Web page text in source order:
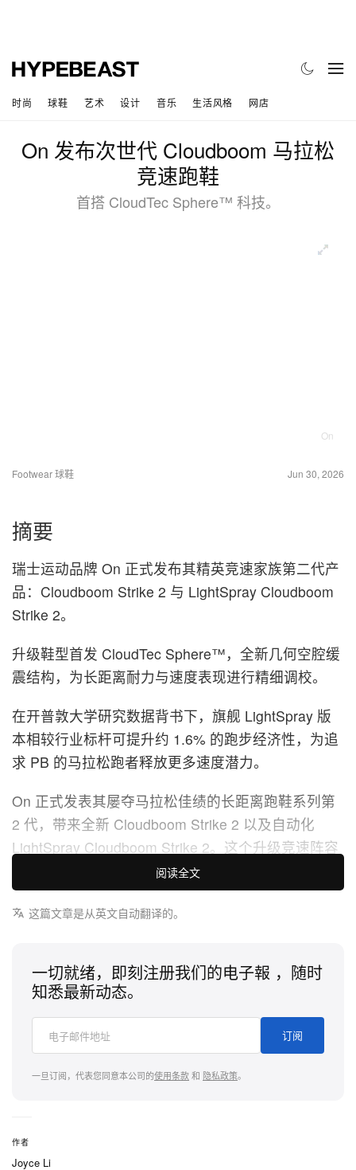
时尚 球鞋 艺术 设计 音乐 生活风格 网店
On 发布次世代 Cloudboom 马拉松
竞速跑鞋
首搭 CloudTec Sphere™ 科技。
On
Footwear 球鞋 Jun 30, 2026
摘要
瑞士运动品牌 On 正式发布其精英竞速家族第二代产
品：Cloudboom Strike 2 与 LightSpray Cloudboom
Strike 2。
升级鞋型首发 CloudTec Sphere™，全新几何空腔缓
震结构，为长距离耐力与速度表现进行精细调校。
在开普敦大学研究数据背书下，旗舰 LightSpray 版
本相较行业标杆可提升约 1.6% 的跑步经济性，为追
求 PB 的马拉松跑者释放更多速度潜力。
On 正式发表其屡夺马拉松佳绩的长距离跑鞋系列第
2 代，带来全新 Cloudboom Strike 2 以及自动化
LightSpray Cloudboom Strike 2。这个升级竞速阵容
以运动员直觉与运动科学交汇为设计核心，从结构细
节精准调校，以最大化跑步效率，打造工程化的
「fresh-leg 优势」，助跑者在 26.2 英里赛事最后冲
全新第 2 代 Cloudboom 系列在结构上的核心升级，
来自 CloudTec Sphere™ 的首次登场。这项对 On 专
利泡棉配置的重大进化，透过精准计算的几何结构与
避震导流通道，在强化冲击吸收的同时，进一步放大
能量回弹。此系统搭载重新设计的 Helion™
片弧形碳纤 Speedboard®，经重新调校后比以往更
轻、更刚硬，为每一步提供即时而俐落的前进推进
阅读全文
这篇文章是从英文自动翻译的。
一切就绪，即刻注册我们的电子報 ，随时
知悉最新动态。
订阅
一旦订阅，代表您同意本公司的使用条款和 隐私政策。
作者
Joyce Li